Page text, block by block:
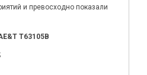
и превосходно показали
T63105B